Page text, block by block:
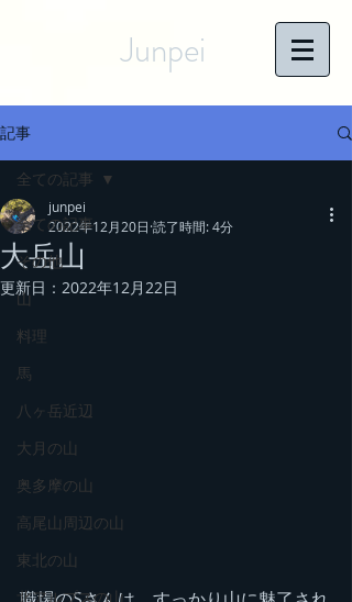
Junpei
記事
全ての記事
その他
山
料理
馬
八ヶ岳近辺
大月の山
奥多摩の山
高尾山周辺の山
東北の山
北アルプスの山
全ての記事
大岳山
junpei
2022年12月20日 読了時間: 4分
更新日： 2022年12月22日